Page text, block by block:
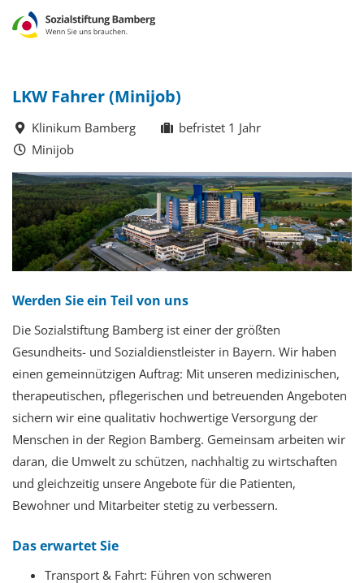
LKW Fahrer (Minijob)
Klinikum Bamberg
befristet 1 Jahr
Minijob
Werden Sie ein Teil von uns
Die Sozialstiftung Bamberg ist einer der größten
Gesundheits- und Sozialdienstleister in Bayern. Wir haben
einen gemeinnützigen Auftrag: Mit unseren medizinischen,
therapeutischen, pflegerischen und betreuenden Angeboten
sichern wir eine qualitativ hochwertige Versorgung der
Menschen in der Region Bamberg. Gemeinsam arbeiten wir
daran, die Umwelt zu schützen, nachhaltig zu wirtschaften
und gleichzeitig unsere Angebote für die Patienten,
Bewohner und Mitarbeiter stetig zu verbessern.
Das erwartet Sie
Transport & Fahrt: Führen von schweren